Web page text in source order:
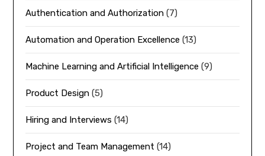
Authentication and Authorization (7)
Automation and Operation Excellence (13)
Machine Learning and Artificial Intelligence (9)
Product Design (5)
Hiring and Interviews (14)
Project and Team Management (14)